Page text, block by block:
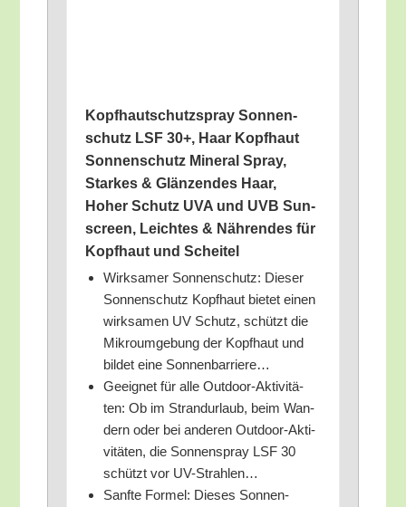
Kopf­haut­schutz­spray Son­nen­
schutz LSF 30+, Haar Kopf­haut
Son­nen­schutz Mine­ral Spray,
Star­kes & Glän­zen­des Haar,
Hoher Schutz UVA und UVB Sun­
screen, Leich­tes & Näh­ren­des für
Kopf­haut und Scheitel
Wirk­sa­mer Son­nen­schutz: Die­ser
Son­nen­schutz Kopf­haut bie­tet einen
wirk­sa­men UV Schutz, schützt die
Mikro­um­ge­bung der Kopf­haut und
bil­det eine Sonnenbarriere…
Geeig­net für alle Out­door-Akti­vi­tä­
ten: Ob im Strand­ur­laub, beim Wan­
dern oder bei ande­ren Out­door-Akti­
vi­tä­ten, die Son­nen­spray LSF 30
schützt vor UV-Strahlen…
Sanf­te For­mel: Die­ses Son­nen­